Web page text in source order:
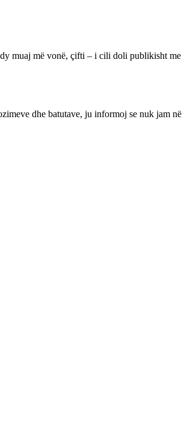
dy muaj më vonë, çifti – i cili doli publikisht me
dhe batutave, ju informoj se nuk jam në